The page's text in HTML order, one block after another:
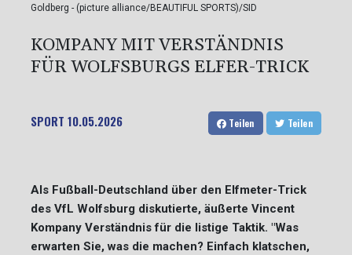
Goldberg - (picture alliance/BEAUTIFUL SPORTS)/SID
KOMPANY MIT VERSTÄNDNIS
FÜR WOLFSBURGS ELFER-TRICK
SPORT 10.05.2026 Teilen Teilen
Als Fußball-Deutschland über den Elfmeter-Trick
des VfL Wolfsburg diskutierte, äußerte Vincent
Kompany Verständnis für die listige Taktik. "Was
erwarten Sie, was die machen? Einfach klatschen,